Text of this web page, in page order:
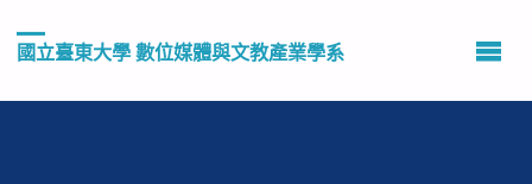
國立臺東大學 數位媒體與文教產業學系